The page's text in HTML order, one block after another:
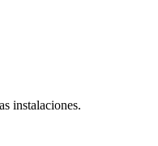
instalaciones.